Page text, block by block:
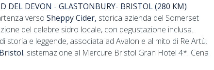
DEL DEVON - GLASTONBURY- BRISTOL (280 KM)
verso Sheppy Cider, storica azienda del Somerset
del celebre sidro locale, con degustazione inclusa.
storia e leggende, associata ad Avalon e al mito di Re Artù.
Bristol. sistemazione al Mercure Bristol Gran Hotel 4*. Cena